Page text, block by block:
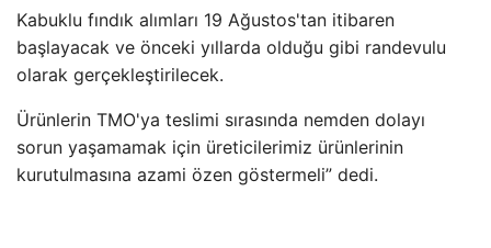
Kabuklu fındık alımları 19 Ağustos'tan itibaren
başlayacak ve önceki yıllarda olduğu gibi randevulu
olarak gerçekleştirilecek.
Ürünlerin TMO'ya teslimi sırasında nemden dolayı
sorun yaşamamak için üreticilerimiz ürünlerinin
kurutulmasına azami özen göstermeli” dedi.